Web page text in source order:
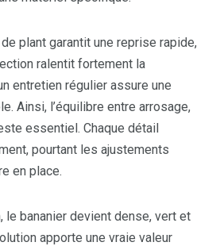
de plant garantit une reprise rapide,
ralentit fortement la
entretien régulier assure une
Ainsi, l’équilibre entre arrosage,
essentiel. Chaque détail
pourtant les ajustements
en place.
le bananier devient dense, vert et
apporte une vraie valeur